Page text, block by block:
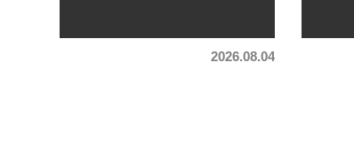
2026.08.04